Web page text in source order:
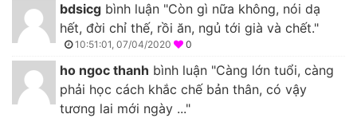
bdsicg bình luận "Còn gì nữa không, nói dạ
hết, đời chỉ thế, rồi ăn, ngủ tới già và chết."
10:51:01, 07/04/2020 0
ho ngoc thanh bình luận "Càng lớn tuổi, càng
phải học cách khắc chế bản thân, có vậy
tương lai mới ngày ..."